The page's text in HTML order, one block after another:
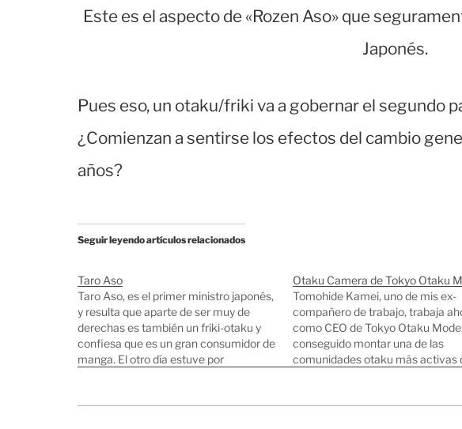
Este es el aspecto de «Rozen Aso» que
Japonés.
Pues eso, un otaku/friki va a gobernar el segundo
¿Comienzan a sentirse los efectos del cambio
años?
Seguir leyendo artículos relacionados
Taro Aso
Taro Aso, es el primer ministro japonés,
y resulta que aparte de ser muy de
derechas es también un friki-otaku y
confiesa que es un gran consumidor de
manga. El otro día estuve por
con…
Otaku Camera de Tokyo Otaku
Tomohide Kamei, uno de mis ex-
compañero de trabajo, trabaja
como CEO de Tokyo Otaku
conseguido montar una de las
comunidades otaku más activas
donde tienen ya más de 10